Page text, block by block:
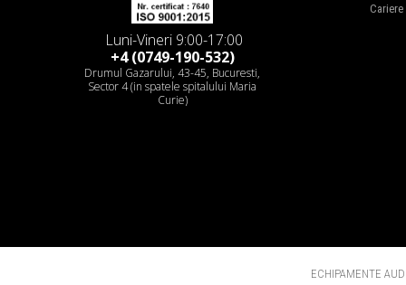
Luni-Vineri 9:00-17:00
+4 (0749-190-532)
Drumul Gazarului, 43-45, Bucuresti,
Sector 4 (in spatele spitalului Maria
Curie)
Cariere
ECHIPAMENTE